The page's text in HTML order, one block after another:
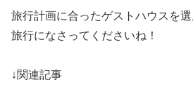
旅行計画に合ったゲストハウスを
旅行になさってくださいね！
↓関連記事